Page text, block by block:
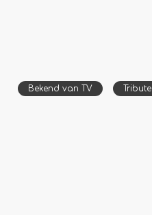
Bekend van TV Tribute